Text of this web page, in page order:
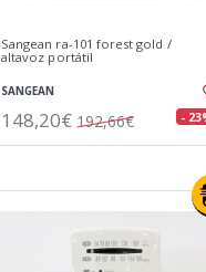
Sangean ra-101 forest gold /
altavoz portátil
SANGEAN
148,20€ 192,66€ -